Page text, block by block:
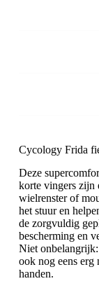
Cycology Frida
Deze
korte vingers zijn
wielrenster of
het stuur en
de zorgvuldig
bescherming en
Niet
ook nog eens erg
handen.